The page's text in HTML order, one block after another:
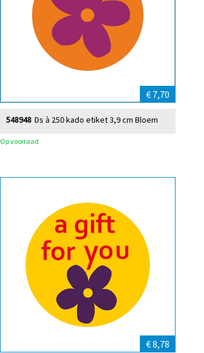
€ 7,70
Ds à 250 kado etiket 3,9 cm Bloem
548948
Op voorraad
€ 8,78